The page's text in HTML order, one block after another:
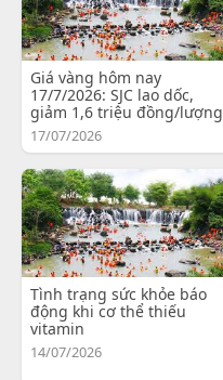
Giá vàng hôm nay
17/7/2026: SJC lao dốc,
giảm 1,6 triệu đồng/lượng
17/07/2026
Tình trạng sức khỏe báo
động khi cơ thể thiếu
vitamin
14/07/2026